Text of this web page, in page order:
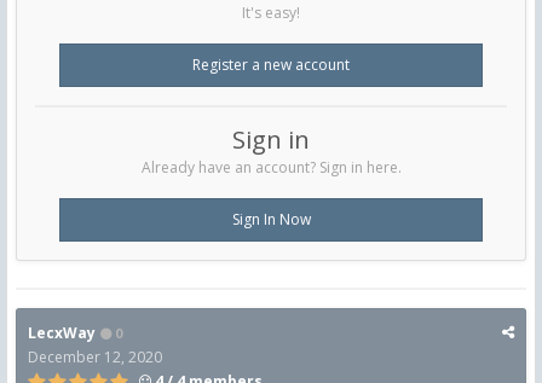
It's easy!
Register a new account
Sign in
Already have an account? Sign in here.
Sign In Now
LecxWay 0
December 12, 2020